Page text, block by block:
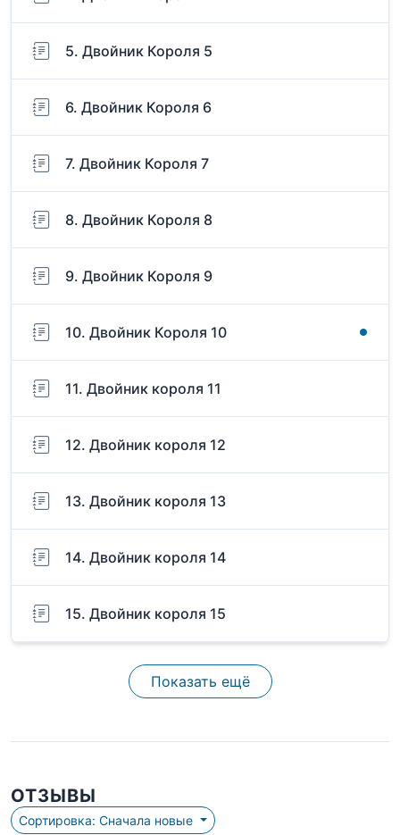
5. Двойник Короля 5
6. Двойник Короля 6
7. Двойник Короля 7
8. Двойник Короля 8
9. Двойник Короля 9
10. Двойник Короля 10
11. Двойник короля 11
12. Двойник короля 12
13. Двойник короля 13
14. Двойник короля 14
15. Двойник короля 15
Показать ещё
ОТЗЫВЫ
Сортировка: Сначала новые